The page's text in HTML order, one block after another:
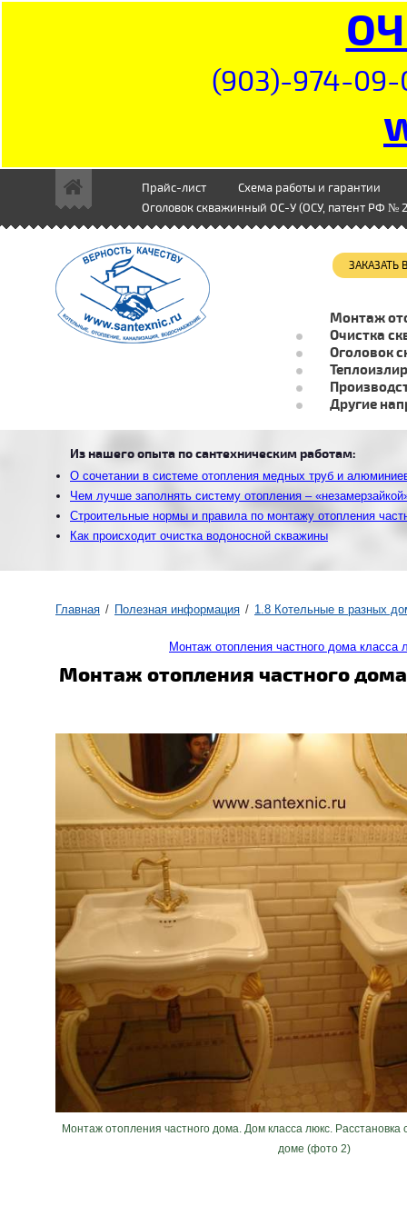
(903)-974-09-
Главная Полезная информация 1.8 Котельные в разных
Монтаж отопления частного дома
Монтаж отопления частного
Монтаж отопления частного дома. Дом класса люкс.
доме (фото 2)
Прайс-лист
Схема работы и гарантии
Оголовок скважинный ОС-У (ОСУ, патент РФ №
Монтаж
Очистка
Оголовок
Другие
Из нашего опыта по сантехническим работам:
О сочетании в системе отопления медных труб и
Чем лучше заполнять систему отопления –
Строительные нормы и правила по монтажу отопления
Как происходит очистка водоносной скважины